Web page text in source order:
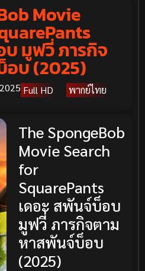
Movie
มูฟวี่ ภารกิจ
บ (2025)
2025 Full HD พากย์ไทย
The SpongeBob
Movie Search
for
SquarePants
เดอะ สพันจ์บ็อบ
มูฟวี่ ภารกิจตาม
หาสพันจ์บ็อบ
(2025)